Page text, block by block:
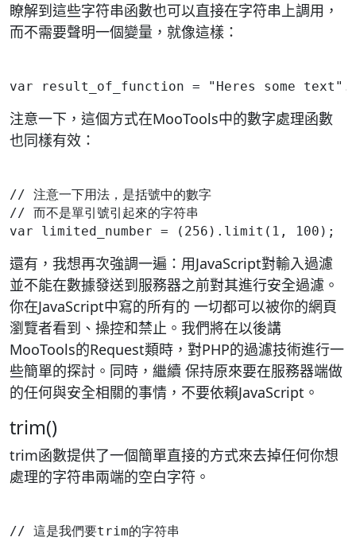
瞭解到這些字符串函數也可以直接在字符串上調用，
而不需要聲明一個變量，就像這樣：
注意一下，這個方式在MooTools中的數字處理函數
也同樣有效：
// 注意一下用法，是括號中的數字
// 而不是單引號引起來的字符串
還有，我想再次強調一遍：用JavaScript對輸入過濾
並不能在數據發送到服務器之前對其進行安全過濾。
你在JavaScript中寫的所有的 一切都可以被你的網頁
瀏覽者看到、操控和禁止。我們將在以後講
MooTools的Request類時，對PHP的過濾技術進行一
些簡單的探討。同時，繼續 保持原來要在服務器端做
的任何與安全相關的事情，不要依賴JavaScript。
trim()
trim函數提供了一個簡單直接的方式來去掉任何你想
處理的字符串兩端的空白字符。
// 這是我們要trim的字符串